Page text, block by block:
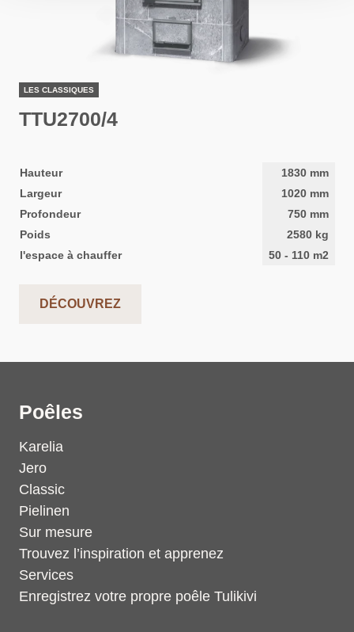
LES CLASSIQUES
TTU2700/4
Hauteur 1830 mm
Largeur
1020 mm
Profondeur
750 mm
Poids
2580 kg
l'espace à chauffer
50 - 110 m2
DÉCOUVREZ
Poêles
Karelia
Jero
Classic
Pielinen
Sur mesure
Trouvez l’inspiration et apprenez
Services
Enregistrez votre propre poêle Tulikivi